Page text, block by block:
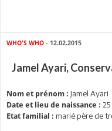
WHO'S WHO - 12.02.2015
Jamel Ayari,
Nom et prénom : Jamel Ayari
Date et lieu de naissance :
Etat familial : marié père de